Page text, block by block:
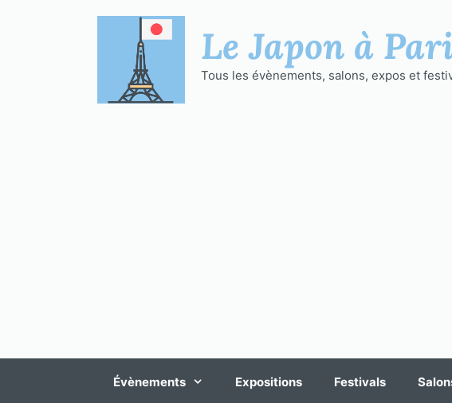
Le Japon à
Tous les évènements, salons, expos et
Évènements Expositions Festivals